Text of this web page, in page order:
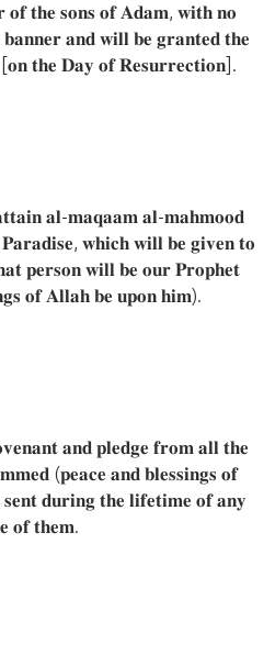
𝐨𝐟 𝐭𝐡𝐞 𝐬𝐨𝐧𝐬 𝐨𝐟 𝐀𝐝𝐚𝐦, 𝐰𝐢𝐭𝐡 𝐧𝐨
𝐚𝐧𝐝 𝐰𝐢𝐥𝐥 𝐛𝐞 𝐠𝐫𝐚𝐧𝐭𝐞𝐝 𝐭𝐡𝐞
𝐭𝐡𝐞 𝐃𝐚𝐲 𝐨𝐟 𝐑𝐞𝐬𝐮𝐫𝐫𝐞𝐜𝐭𝐢𝐨𝐧].
𝐚𝐥-𝐦𝐚𝐪𝐚𝐚𝐦 𝐚𝐥-𝐦𝐚𝐡𝐦𝐨𝐨𝐝
𝐰𝐡𝐢𝐜𝐡 𝐰𝐢𝐥𝐥 𝐛𝐞 𝐠𝐢𝐯𝐞𝐧 𝐭𝐨
𝐩𝐞𝐫𝐬𝐨𝐧 𝐰𝐢𝐥𝐥 𝐛𝐞 𝐨𝐮𝐫 𝐏𝐫𝐨𝐩𝐡𝐞𝐭
𝐨𝐟 𝐀𝐥𝐥𝐚𝐡 𝐛𝐞 𝐮𝐩𝐨𝐧 𝐡𝐢𝐦).
𝐚𝐧𝐝 𝐩𝐥𝐞𝐝𝐠𝐞 𝐟𝐫𝐨𝐦 𝐚𝐥𝐥 𝐭𝐡𝐞
(𝐩𝐞𝐚𝐜𝐞 𝐚𝐧𝐝 𝐛𝐥𝐞𝐬𝐬𝐢𝐧𝐠𝐬 𝐨𝐟
𝐝𝐮𝐫𝐢𝐧𝐠 𝐭𝐡𝐞 𝐥𝐢𝐟𝐞𝐭𝐢𝐦𝐞 𝐨𝐟 𝐚𝐧𝐲
𝐨𝐟 𝐭𝐡𝐞𝐦.